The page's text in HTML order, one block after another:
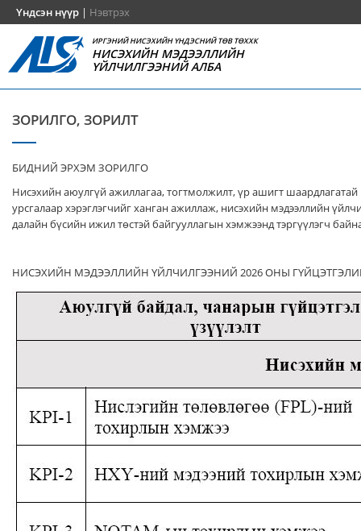
Үндсэн нүүр | Нэвтрэх
ИРГЭНИЙ НИСЭХИЙН ҮНДЭСНИЙ ТӨВ ТӨХХК
НИСЭХИЙН МЭДЭЭЛЛИЙН
ҮЙЛЧИЛГЭЭНИЙ АЛБА
ЗОРИЛГО, ЗОРИЛТ
БИДНИЙ ЭРХЭМ ЗОРИЛГО
Нисэхийн аюулгүй ажиллагаа, тогтмолжилт, үр ашигт шаардлагатай
урсгалаар хэрэглэгчийг ханган ажиллаж, нисэхийн мэдээллийн
далайн бүсийн ижил төстэй байгууллагын хэмжээнд тэргүүлэгч
НИСЭХИЙН МЭДЭЭЛЛИЙН ҮЙЛЧИЛГЭЭНИЙ 2026 ОНЫ